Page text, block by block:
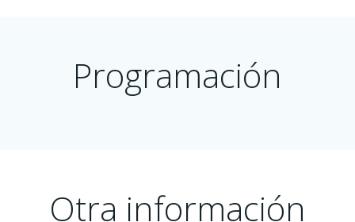
Programación
Otra información